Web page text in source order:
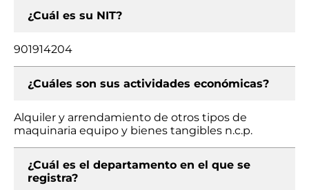
¿Cuál es su NIT?
901914204
¿Cuáles son sus actividades económicas?
Alquiler y arrendamiento de otros tipos de
maquinaria equipo y bienes tangibles n.c.p.
¿Cuál es el departamento en el que se
registra?